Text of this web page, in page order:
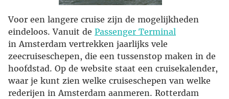
Voor een langere cruise zijn de mogelijkheden
eindeloos. Vanuit de Passenger Terminal
in Amsterdam vertrekken jaarlijks vele
zeecruiseschepen, die een tussenstop maken in de
hoofdstad. Op de website staat een cruisekalender,
waar je kunt zien welke cruiseschepen van welke
rederijen in Amsterdam aanmeren. Rotterdam